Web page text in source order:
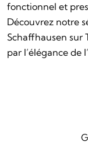
fonctionnel et
Découvrez notre
Schaffhausen sur
par l’élégance de